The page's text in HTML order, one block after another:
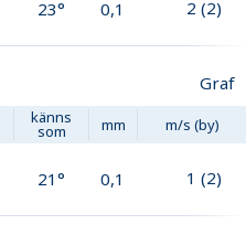
23° 0,1 2 (2)
Graf
känns
som mm m/s (by)
21° 0,1 1 (2)